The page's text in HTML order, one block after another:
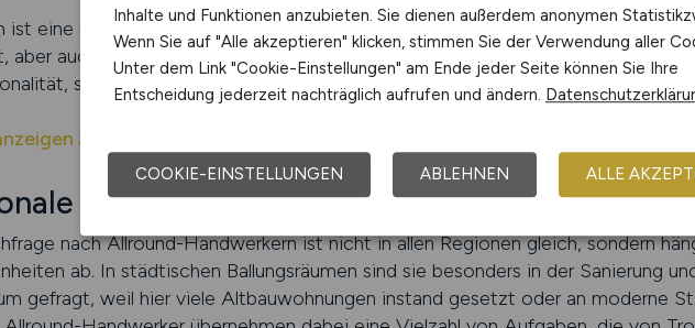
ist eine gute Stellenanzeige für Allround-Handwerker immer authentisch. Sie
aber auch, was er zu bieten hat. Betriebe, die eine solche Anzeige formulieren,
sondern steigern auch die Chance, Bewerber zu gewinnen, die langfristig
auf CRAFT.JOBS schalten
Besonderheiten bei Allround-
nach Allround-Handwerkern ist nicht in allen Regionen gleich, sondern
ab. In städtischen Ballungsräumen sind sie besonders in der Sanierung
gefragt, weil hier viele Altbauwohnungen instand gesetzt oder an moderne
Inhalte und Funktionen anzubieten. Sie dienen außerdem anonymen
Wenn Sie auf "Alle akzeptieren" klicken, stimmen Sie der Verwendung aller
Unter dem Link "Cookie-Einstellungen" am Ende jeder Seite können Sie Ihre
Entscheidung jederzeit nachträglich aufrufen und ändern.
COOKIE-EINSTELLUNGEN ABLEHNEN ALLE